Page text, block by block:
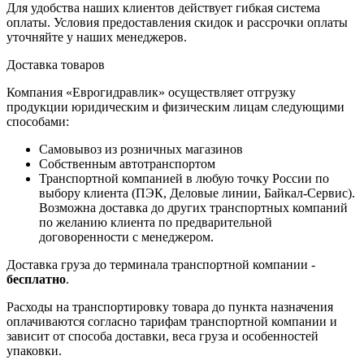
Для удобства наших клиентов действует гибкая система
оплаты. Условия предоставления скидок и рассрочки оплаты
уточняйте у наших менеджеров.
Доставка товаров
Компания «Еврогидравлик» осуществляет отгрузку
продукции юридическим и физическим лицам следующими
способами:
Самовывоз из розничных магазинов
Собственным автотранспортом
Транспортной компанией в любую точку России по
выбору клиента (ПЭК, Деловые линии, Байкал-Сервис).
Возможна доставка до других транспортных компаний
по желанию клиента по предварительной
договоренности с менеджером.
Доставка груза до терминала транспортной компании -
бесплатно.
Расходы на транспортировку товара до пункта назначения
оплачиваются согласно тарифам транспортной компании и
зависит от способа доставки, веса груза и особенностей
упаковки.